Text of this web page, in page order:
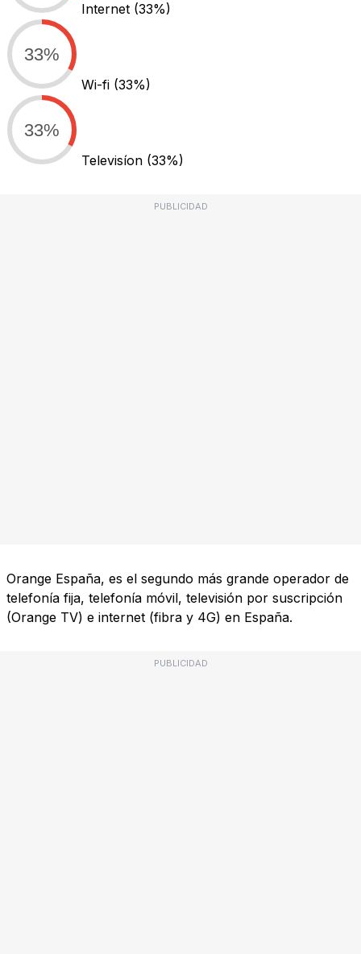
Internet (33%)
33%
Wi-fi (33%)
33%
Televisíon (33%)
PUBLICIDAD
Orange España, es el segundo más grande operador de
telefonía fija, telefonía móvil, televisión por suscripción
(Orange TV) e internet (fibra y 4G) en España.
PUBLICIDAD